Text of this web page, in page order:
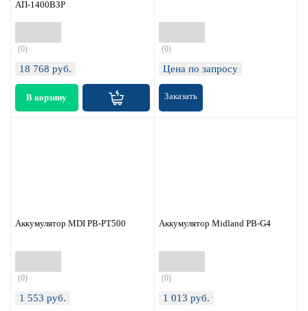
АП-1400ВЗР
(0)
18 768 руб.
(0)
Цена по запросу
Заказать
Аккумулятор MDI PB-PT500
(0)
1 553 руб.
Аккумулятор Midland PB-G4
(0)
1 013 руб.